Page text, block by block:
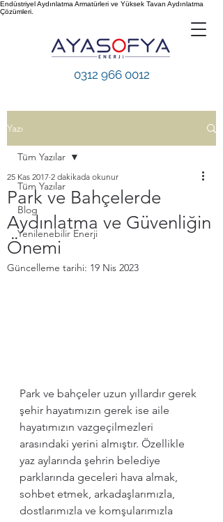
Endüstriyel Aydınlatma Armatürleri ve Yüksek Tavan Aydınlatma
Çözümleri.
0312 966 0012
Yazı
Tüm Yazılar
Blog
Yenilenebilir Enerji
Tüm Yazılar
Park ve Bahçelerde
Aydınlatma ve Güvenliğin
Önemi
25 Kas 2017 2 dakikada okunur
Güncelleme tarihi: 19 Nis 2023
Park ve bahçeler uzun yıllardır gerek
şehir hayatımızın gerek ise aile
hayatımızın vazgeçilmezleri
arasındaki yerini almıştır. Özellikle
yaz aylarında şehrin belediye
parklarında geceleri hava almak,
sohbet etmek, arkadaşlarımızla,
dostlarımızla ve komşularımızla